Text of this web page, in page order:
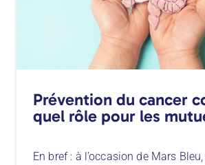
Prévention du cancer
quel rôle pour les
En bref : à l’occasion de Mars